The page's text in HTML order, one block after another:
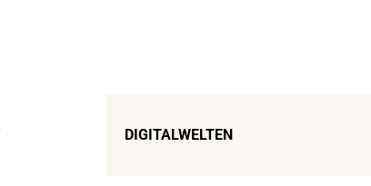
DIGITALWELTEN